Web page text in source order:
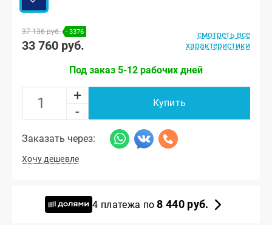
37 136 руб. - 3376
33 760 руб.
смотреть все
характеристики
Под заказ 5-12 рабочих дней
+
-
Купить
Заказать через:
Хочу дешевле
4 платежа по8 440 руб.